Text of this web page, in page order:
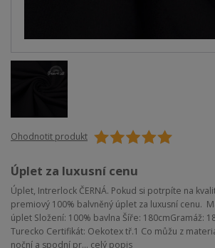
Ohodnotit produkt
Úplet za luxusní cenu
Úplet, Intrerlock ČERNÁ. Pokud si potrpíte na
premiový 100% balvněný úplet za luxusní cenu.
úplet Složení: 100% bavlna Šíře: 180cmGramáž:
Turecko Certifikát: Oekotex tř.1 Co můžu z
noční a spodní pr... celý popis